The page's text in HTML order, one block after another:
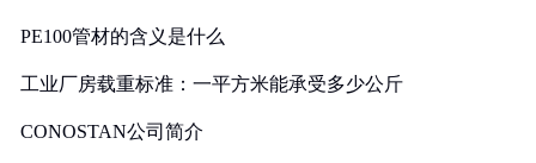
PE100管材的含义是什么
工业厂房载重标准：一平方米能承受多少公斤
CONOSTAN公司简介